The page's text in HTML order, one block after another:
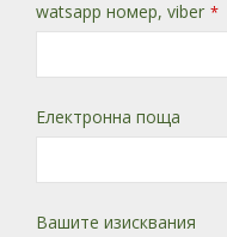
watsapp номер, viber *
Електронна поща
Вашите изисквания